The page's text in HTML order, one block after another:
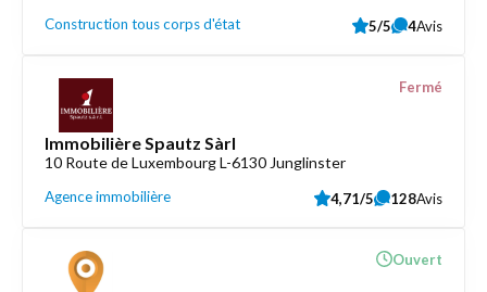
Construction tous corps d'état 5/5 4Avis
Immobilière Spautz Sàrl
10 Route de Luxembourg L-6130 Junglinster
Agence immobilière
Fermé
4,71/5 128Avis
Ouvert